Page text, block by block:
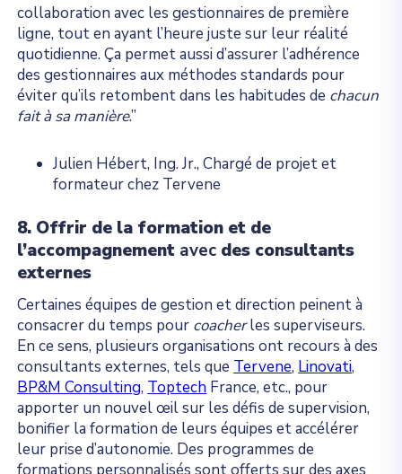
collaboration avec les gestionnaires de première
ligne, tout en ayant l’heure juste sur leur réalité
quotidienne. Ça permet aussi d’assurer l’adhérence
des gestionnaires aux méthodes standards pour
éviter qu’ils retombent dans les habitudes de chacun
fait à sa manière.”
Julien Hébert, Ing. Jr., Chargé de projet et
formateur chez Tervene
8. Offrir de la formation et de
l’accompagnement avec des consultants
externes
Certaines équipes de gestion et direction peinent à
consacrer du temps pour coacherles superviseurs.
En ce sens, plusieurs organisations ont recours à des
consultants externes, tels que Tervene, Linovati,
BP&M Consulting, Toptech France, etc., pour
apporter un nouvel œil sur les défis de supervision,
bonifier la formation de leurs équipes et accélérer
leur prise d’autonomie. Des programmes de